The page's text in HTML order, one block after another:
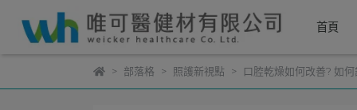
首頁
部落格 照護新視點 口腔乾燥如何改善? 如